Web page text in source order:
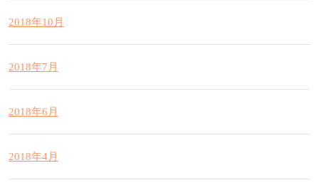
2018年10月
2018年7月
2018年6月
2018年4月